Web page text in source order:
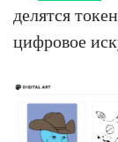
делятся
цифровое